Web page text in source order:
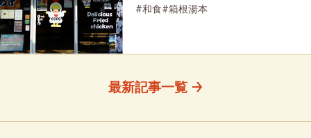
#母と娘で
#和食#箱根湯本
最新記事一覧